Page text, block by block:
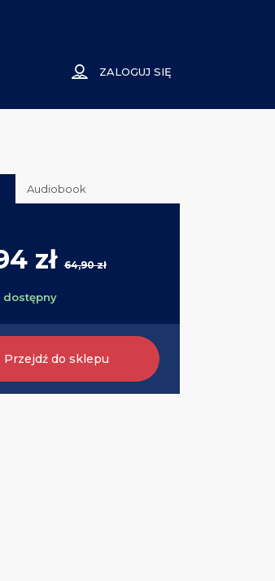
ZALOGUJ SIĘ
Audiobook
zł64,90 zł
dostępny
Przejdź do sklepu